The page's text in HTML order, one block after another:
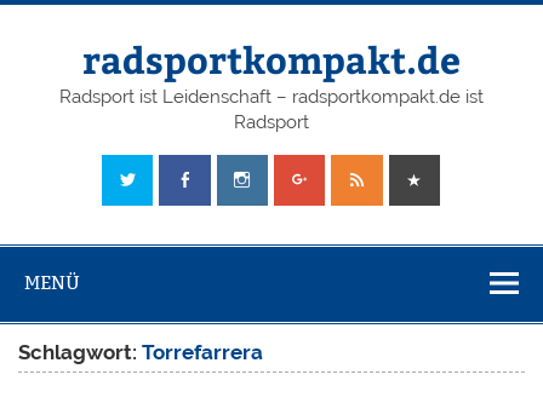
radsportkompakt.de
Radsport ist Leidenschaft – radsportkompakt.de ist
Radsport
MENÜ
Schlagwort:Torrefarrera